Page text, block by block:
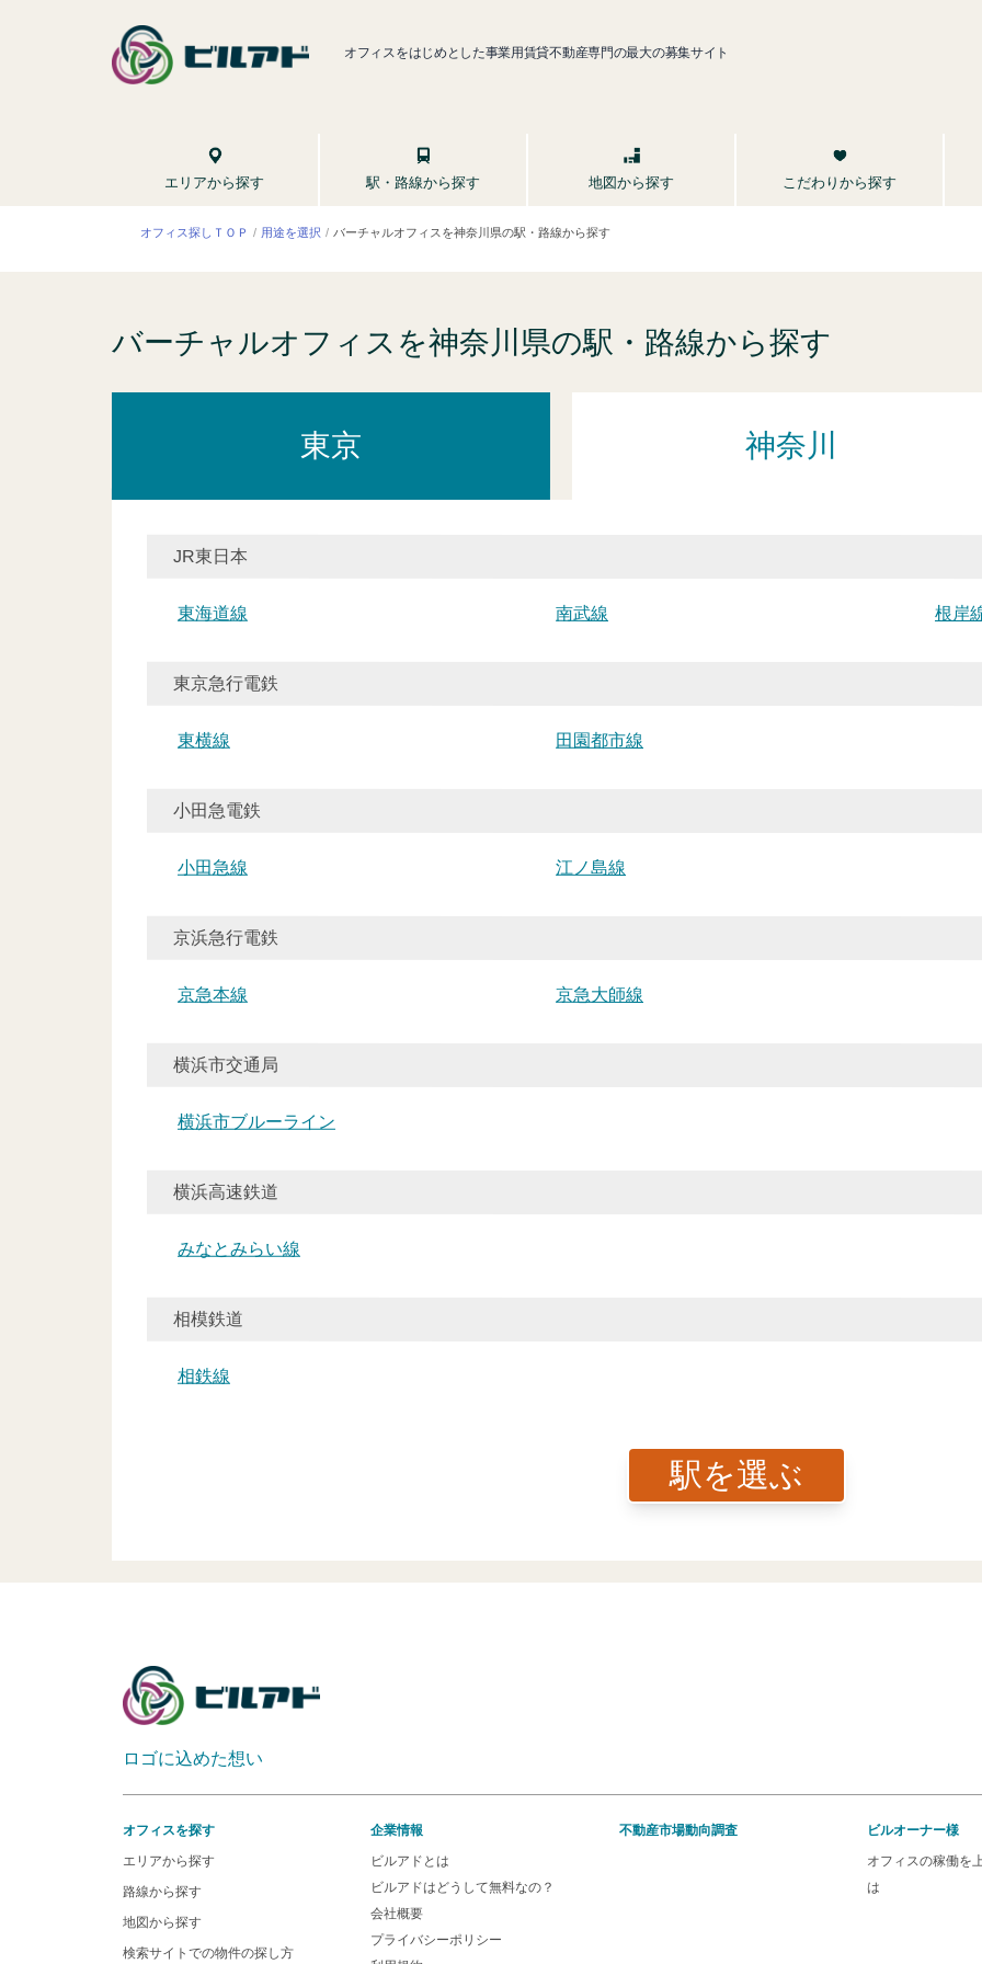
オフィスをはじめとした事業用賃貸不動産専門の最大の募集サイト
エリアから探す 駅・路線から探す 地図から探す こだわりから探す
オフィス探しＴＯＰ 用途を選択 バーチャルオフィスを神奈川県の駅・路線から探す
バーチャルオフィスを神奈川県の駅・路線から探す
東京 神奈川
JR東日本
東海道線 南武線 根岸
東京急行電鉄
東横線 田園都市線
小田急電鉄
小田急線 江ノ島線
京浜急行電鉄
京急本線 京急大師線
横浜市交通局
横浜市ブルーライン
横浜高速鉄道
みなとみらい線
相模鉄道
相鉄線
駅を選ぶ
ロゴに込めた想い
オフィスを探す
エリアから探す
路線から探す
地図から探す
検索サイトでの物件の探し方
企業情報
ビルアドとは
ビルアドはどうして無料なの？
会社概要
プライバシーポリシー
不動産市場動向調査 ビルオーナー様
オフィスの稼働を
は